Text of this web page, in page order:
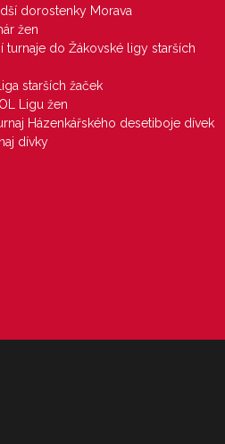
dorostenky Morava
žen
turnaje do Žákovské ligy starších
starších žaček
Ligu žen
Házenkářského desetiboje dívek
dívky